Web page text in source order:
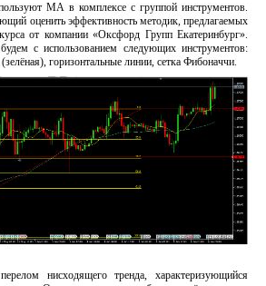
MA в комплексе с группой инструментов.
оценить эффективность методик, предлагаемых
от компании «Оксфорд Групп Екатеринбург».
с использованием следующих инструментов:
горизонтальные линии, сетка Фибоначчи.
нисходящего тренда, характеризующийся